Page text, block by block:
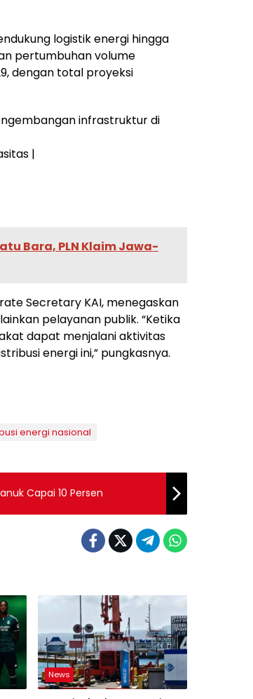
logistik energi hingga
pertumbuhan volume
dengan total proyeksi
infrastruktur di
|
Bara, PLN Klaim Jawa-
Secretary KAI, menegaskan
pelayanan publik. “Ketika
dapat menjalani aktivitas
energi ini,” pungkasnya.
energi nasional
Capai 10 Persen
News